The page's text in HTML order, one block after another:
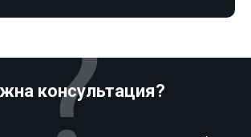
консультация?